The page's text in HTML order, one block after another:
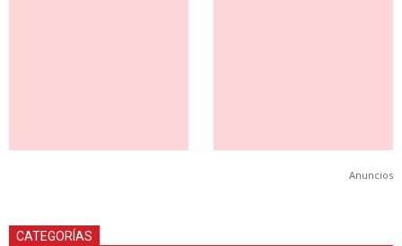
Anuncios
CATEGORÍAS